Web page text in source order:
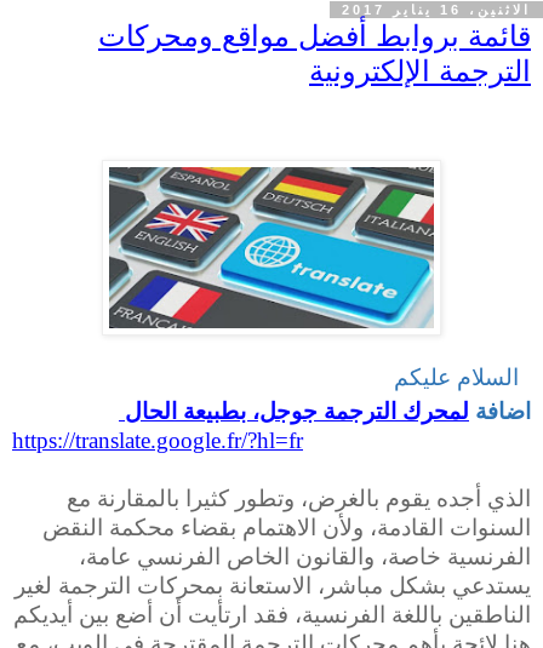
الاثنين، 16 يناير 2017
قائمة بروابط أفضل مواقع ومحركات
الترجمة الإلكترونية
السلام عليكم
اضافة لمحرك الترجمة جوجل، بطبيعة الحال
https://translate.google.fr/?hl=fr
الذي أجده يقوم بالغرض، وتطور كثيرا بالمقارنة مع
السنوات القادمة، ولأن الاهتمام بقضاء محكمة النقض
الفرنسية خاصة، والقانون الخاص الفرنسي عامة،
يستدعي بشكل مباشر، الاستعانة بمحركات الترجمة لغير
الناطقين باللغة الفرنسية، فقد ارتأيت أن أضع بين أيديكم